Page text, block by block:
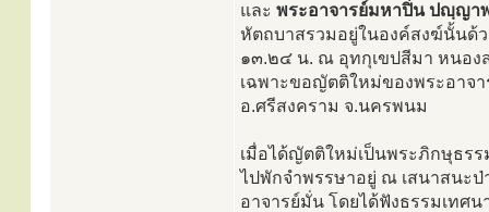
และ พระอาจารย์มหาปิ่น ปญฺญา
หัตถบาสรวมอยู่ในองค์สงฆ์นั้นด้
๑๓.๒๔ น. ณ อุทกุเขปสีมา หนอง
เฉพาะขอญัตติใหม่ของพระอาจา
อ.ศรีสงคราม จ.นครพนม
เมื่อได้ญัตติใหม่เป็นพระภิกษุธร
ไปพักจำพรรษาอยู่ ณ เสนาสนะ
อาจารย์มั่น โดยได้ฟังธรรมเทศ